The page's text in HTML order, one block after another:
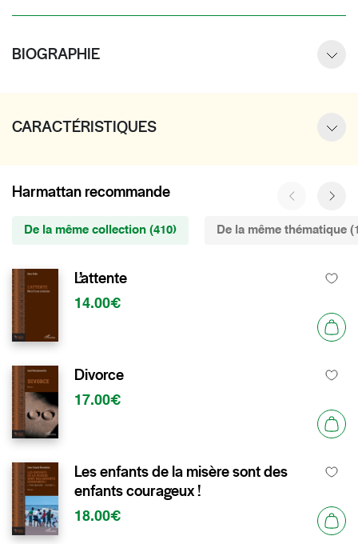
BIOGRAPHIE
CARACTÉRISTIQUES
Harmattan recommande
De la même collection (410) De la même thématique
L’attente
14.00€
Divorce
17.00€
Les enfants de la misère sont des
enfants courageux !
18.00€